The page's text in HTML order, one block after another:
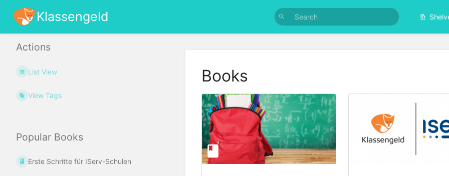
Klassengeld
Popular Books
Erste Schritte für IServ-Schulen
Books
Actions
List View
View Tags